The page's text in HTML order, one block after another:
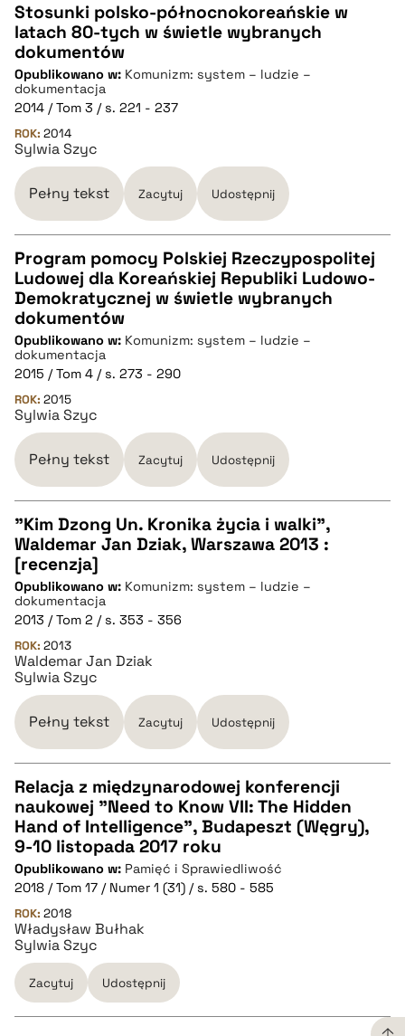
CZYSTY TEKST
pobierz cytat
BIBTEX
pobierz cytat
Stosunki polsko-północnokoreańskie w
latach 80-tych w świetle wybranych
dokumentów
Opublikowano w: Komunizm: system – ludzie –
dokumentacja
2014 / Tom 3 / s. 221 - 237
ROK: 2014
Sylwia Szyc
Pełny tekst Zacytuj Udostępnij
CZYSTY TEKST
pobierz cytat
BIBTEX
pobierz cytat
Program pomocy Polskiej Rzeczypospolitej
Ludowej dla Koreańskiej Republiki Ludowo-
Demokratycznej w świetle wybranych
dokumentów
Opublikowano w: Komunizm: system – ludzie –
dokumentacja
2015 / Tom 4 / s. 273 - 290
ROK: 2015
Sylwia Szyc
Pełny tekst Zacytuj Udostępnij
CZYSTY TEKST
pobierz cytat
BIBTEX
pobierz cytat
"Kim Dzong Un. Kronika życia i walki",
Waldemar Jan Dziak, Warszawa 2013 :
[recenzja]
Opublikowano w: Komunizm: system – ludzie –
dokumentacja
2013 / Tom 2 / s. 353 - 356
ROK: 2013
Waldemar Jan Dziak
Sylwia Szyc
Pełny tekst Zacytuj Udostępnij
CZYSTY TEKST
pobierz cytat
BIBTEX
pobierz cytat
Relacja z międzynarodowej konferencji
naukowej "Need to Know VII: The Hidden
Hand of Intelligence", Budapeszt (Węgry),
9-10 listopada 2017 roku
Opublikowano w: Pamięć i Sprawiedliwość
2018 / Tom 17 / Numer 1 (31) / s. 580 - 585
ROK: 2018
Władysław Bułhak
Sylwia Szyc
Zacytuj Udostępnij